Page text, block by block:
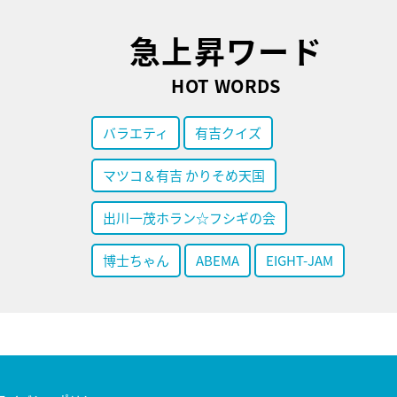
急上昇ワード
HOT WORDS
バラエティ 有吉クイズ
マツコ＆有吉 かりそめ天国
出川一茂ホラン☆フシギの会
博士ちゃん ABEMA EIGHT-JAM